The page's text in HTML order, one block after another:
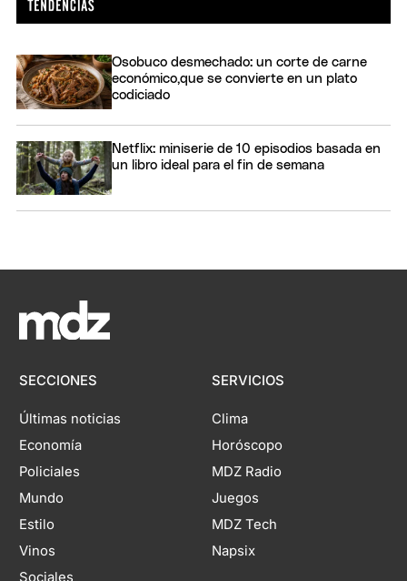
Osobuco desmechado: un corte de carne
económico,que se convierte en un plato
codiciado
Netflix: miniserie de 10 episodios basada en
un libro ideal para el fin de semana
SECCIONES
Últimas noticias
Economía
Policiales
Mundo
Estilo
Vinos
SERVICIOS
Clima
Horóscopo
MDZ Radio
Juegos
MDZ Tech
Napsix